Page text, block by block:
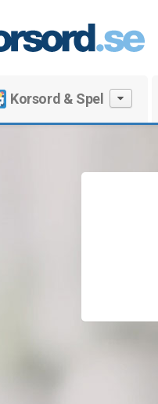
Korsord & Spel